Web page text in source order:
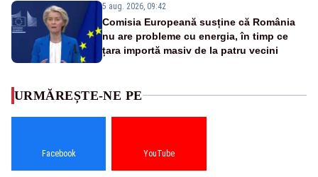
5 aug. 2026, 09:42
Comisia Europeană susține că România
nu are probleme cu energia, în timp ce
țara importă masiv de la patru vecini
URMĂREȘTE-NE PE
Facebook YouTube